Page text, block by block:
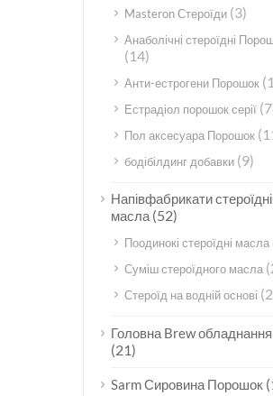
Masteron Стероїди (3)
Анаболічні стероїдні
(14)
Анти-естрогени Порошок
Естрадіол порошок серії
Пол аксесуара Порошок
бодібілдинг добавки (9)
Напівфабрикати стероїдні
масла (52)
Поодинокі стероїдні масла
Суміш стероїдного масла
Стероїд на водній основі
Головна Brew обладнання
(21)
Sarm Сировина Порошок